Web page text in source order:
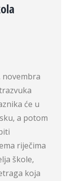
novembra
će u
a potom
riječima
škole,
koja